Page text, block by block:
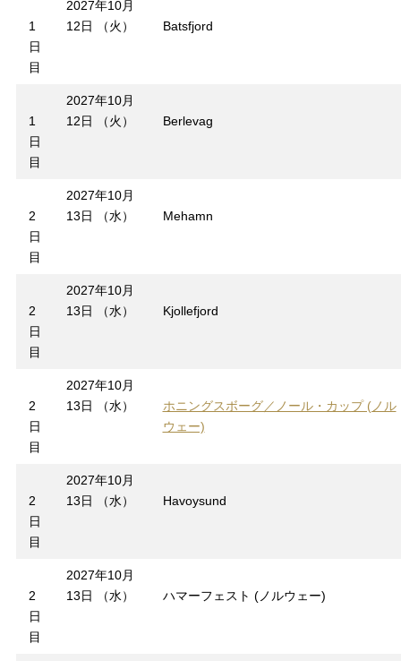
1
日
目
2027年10月
12日 （火）
Batsfjord
1
日
目
2027年10月
12日 （火）
Berlevag
2
日
目
2027年10月
13日 （水）
Mehamn
2
日
目
2027年10月
13日 （水）
Kjollefjord
2
日
目
2027年10月
13日 （水）
ホニングスボーグ／ノール・カップ (ノル
ウェー)
2
日
目
2027年10月
13日 （水）
Havoysund
2
日
目
2027年10月
13日 （水）
ハマーフェスト (ノルウェー)